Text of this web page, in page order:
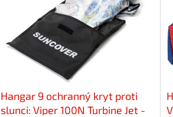
Hangar 9 ochranný kryt proti
slunci: Viper 100N Turbine Jet -